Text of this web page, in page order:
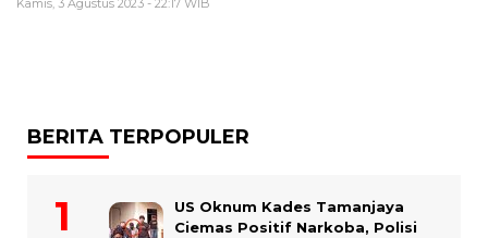
Kamis, 3 Agustus 2023 - 22:17 WIB
BERITA TERPOPULER
US Oknum Kades Tamanjaya
Ciemas Positif Narkoba, Polisi